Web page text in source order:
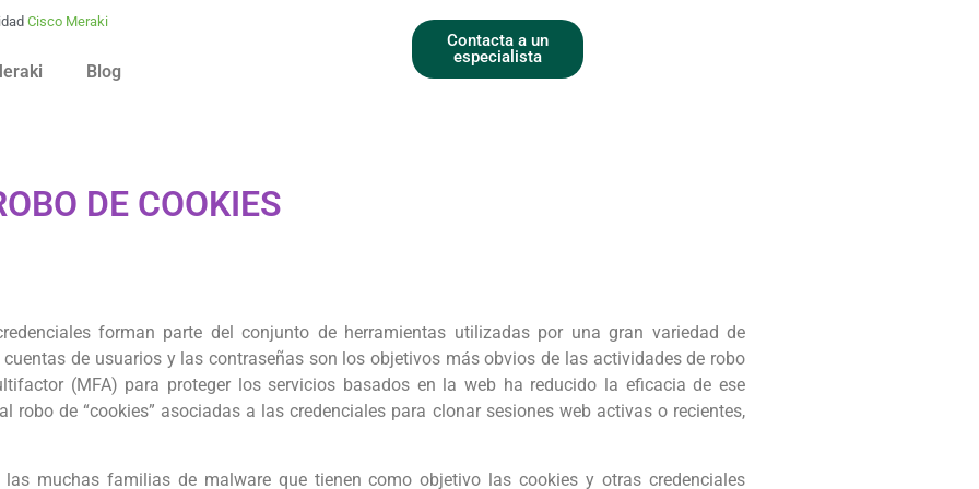
Cisco Meraki
Blog
Contacta a un
especialista
DE COOKIES
forman parte del conjunto de herramientas utilizadas por una gran variedad de
de usuarios y las contraseñas son los objetivos más obvios de las actividades de robo
(MFA) para proteger los servicios basados en la web ha reducido la eficacia de ese
de “cookies” asociadas a las credenciales para clonar sesiones web activas o recientes,
muchas familias de malware que tienen como objetivo las cookies y otras credenciales